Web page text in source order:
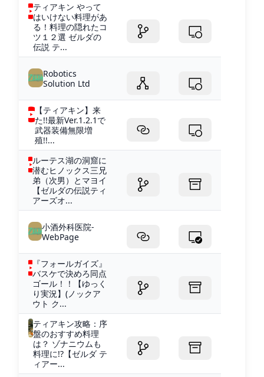
ティアキン やって
はいけない料理があ
る！料理の隠れたコ
ツ１２選 ゼルダの
伝説 テ...
Robotics
Solution Ltd
【ティアキン】来
た!!最新Ver.1.2.1で
武器装備無限増
殖!!...
ルーテス湖の洞窟に
潜むヒノックス三兄
弟（次男）とマヨイ
【ゼルダの伝説ティ
アーズオ...
小酒外科医院-
WebPage
『フォールガイズ』
バスケで決めろ同点
ゴール！！【ゆっく
り実況】(ノックア
ウト ク...
ティアキン攻略：序
盤のおすすめ料理
は？ ゾナニウムも
料理に!?【ゼルダ テ
ィアー...